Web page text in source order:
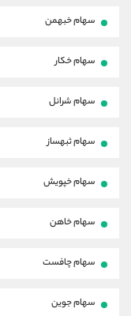
سهام خبهمن
سهام خکار
سهام شرانل
سهام ثبهساز
سهام خپویش
سهام خاهن
سهام چافست
سهام جوین